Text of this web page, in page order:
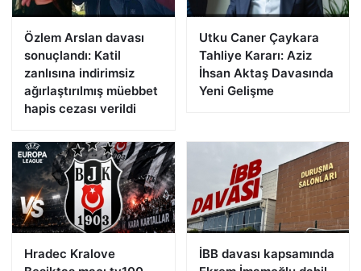
Özlem Arslan davası
sonuçlandı: Katil
zanlısına indirimsiz
ağırlaştırılmış müebbet
hapis cezası verildi
Utku Caner Çaykara
Tahliye Kararı: Aziz
İhsan Aktaş Davasında
Yeni Gelişme
Hradec Kralove
İBB davası kapsamında